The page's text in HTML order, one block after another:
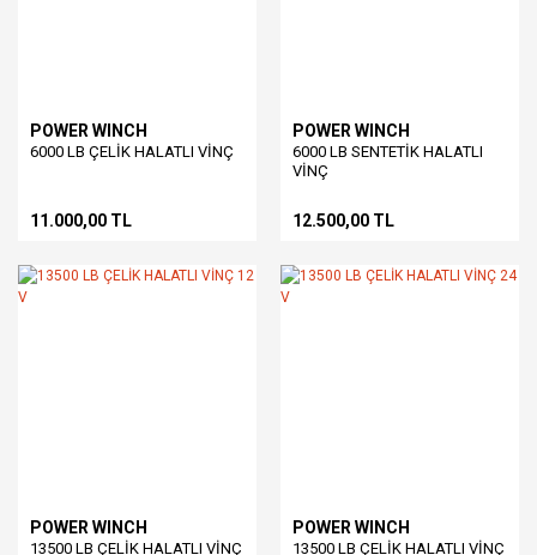
POWER WINCH
6000 LB ÇELİK HALATLI VİNÇ
11.000,00 TL
POWER WINCH
6000 LB SENTETİK HALATLI
VİNÇ
12.500,00 TL
POWER WINCH
13500 LB ÇELİK HALATLI VİNÇ
POWER WINCH
13500 LB ÇELİK HALATLI VİNÇ